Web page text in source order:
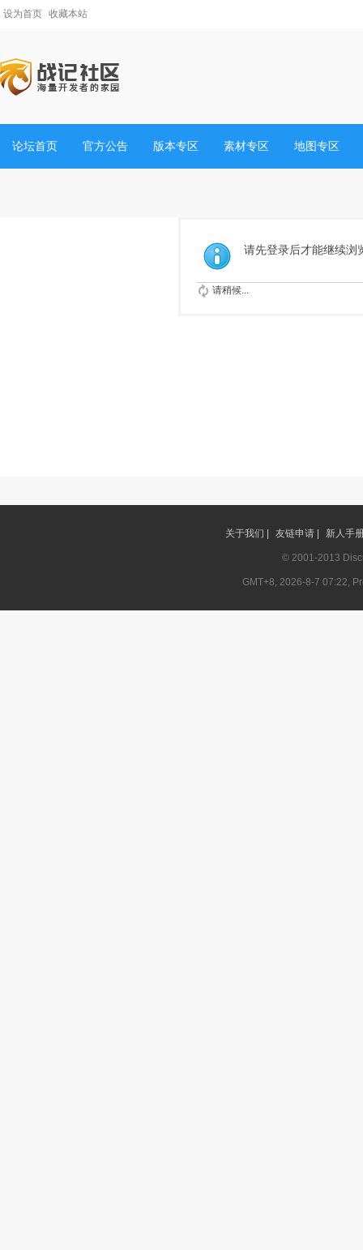
设为首页 收藏本站
论坛首页 官方公告 版本专区 素材专区 地图专区
请先登录后才能继续浏
请稍候...
关于我们 | 友链申请 | 新人手
© 2001-2013
GMT+8, 2026-8-7 07:22,